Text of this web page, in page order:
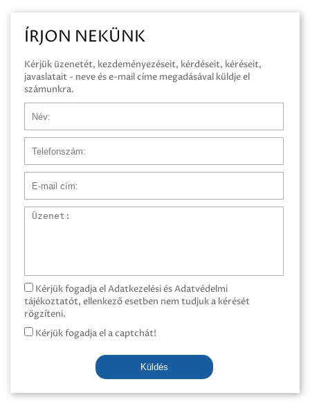
ÍRJON NEKÜNK
Kérjük üzenetét, kezdeményezéseit, kérdéseit, kéréseit,
javaslatait - neve és e-mail címe megadásával küldje el
számunkra.
Üzenet
Kérjük fogadja el Adatkezelési és Adatvédelmi
tájékoztatót, ellenkező esetben nem tudjuk a kérését
rögzíteni.
Kérjük fogadja el a captchát!
Küldés